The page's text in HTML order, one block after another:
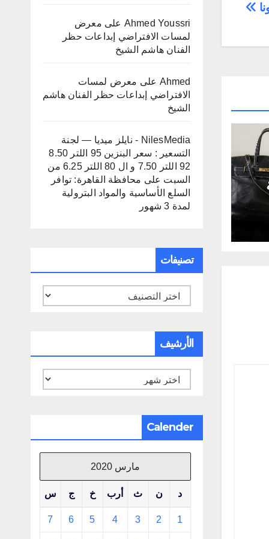
Ahmed Youssri على معرض
لمسات الافتراضي إبداعات حظر
الفنان هاشم الشيخ
Ahmed على معرض لمسات
الافتراضي إبداعات حظر الفنان هاشم
الشيخ
NilesMedia - نايلز ميديا — لجنة
التسعير : سعر البنزين 95 اللتر 8.50
92 اللتر 7.50 و ال 80 اللتر 6.25 من
السبت على محافظة القاهرة: توافر
السلع الأساسية والمواد البترولية
لمدة 3 شهور
تصنيفات
تصنيفات
الأرشيف
الأرشيف
Calender
مارس 2020
د ن ث أرب خ ج س
1
2
3
4
5
6
7